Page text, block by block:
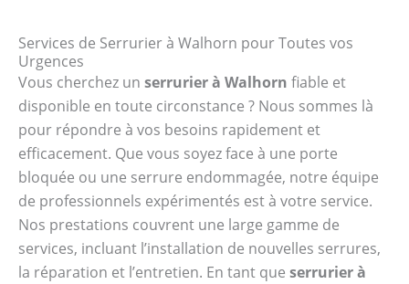
Services de Serrurier à Walhorn pour Toutes vos
Urgences
Vous cherchez un serrurier à Walhorn fiable et
disponible en toute circonstance ? Nous sommes là
pour répondre à vos besoins rapidement et
efficacement. Que vous soyez face à une porte
bloquée ou une serrure endommagée, notre équipe
de professionnels expérimentés est à votre service.
Nos prestations couvrent une large gamme de
services, incluant l’installation de nouvelles serrures,
la réparation et l’entretien. En tant que serrurier à